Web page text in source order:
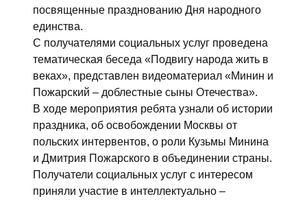
посвященные празднованию Дня народного
единства.
С получателями социальных услуг проведена
тематическая беседа «Подвигу народа жить в
веках», представлен видеоматериал «Минин и
Пожарский – доблестные сыны Отечества».
В ходе мероприятия ребята узнали об истории
праздника, об освобождении Москвы от
польских интервентов, о роли Кузьмы Минина
и Дмитрия Пожарского в объединении страны.
Получатели социальных услуг с интересом
приняли участие в интеллектуально –